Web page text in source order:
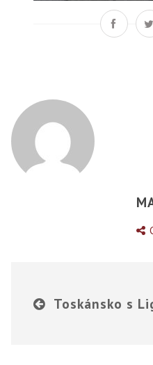
Toskánsko s